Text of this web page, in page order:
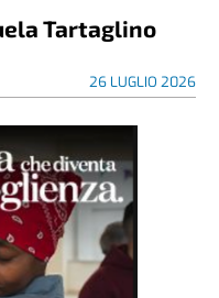
Tartaglino
26 LUGLIO 2026